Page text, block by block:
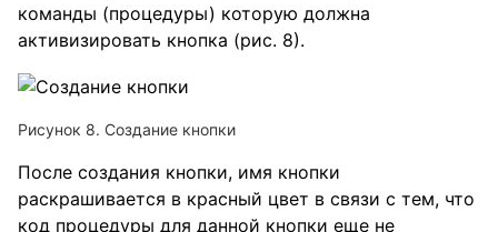
команды (процедуры) которую должна
активизировать кнопка (рис. 8).
Рисунок 8. Создание кнопки
После создания кнопки, имя кнопки
раскрашивается в красный цвет в связи с тем, что
код процедуры для данной кнопки еще не